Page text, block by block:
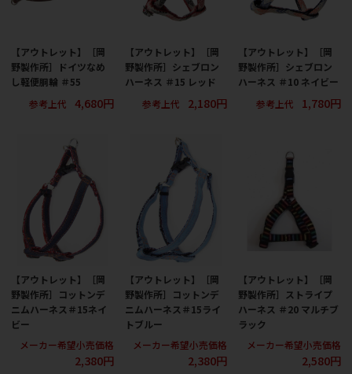
【アウトレット】［岡
野製作所］ドイツなめ
し軽便胴輪 ＃55
参考上代
4,680円
【アウトレット】［岡
野製作所］シェブロン
ハーネス ＃15 レッド
参考上代
2,180円
【アウトレット】［岡
野製作所］シェブロン
ハーネス ＃10 ネイビー
参考上代
1,780円
【アウトレット】［岡
野製作所］コットンデ
ニムハーネス＃15ネイ
ビー
メーカー希望小売価格
2,380円
【アウトレット】［岡
野製作所］コットンデ
ニムハーネス＃15ライ
トブルー
メーカー希望小売価格
2,380円
【アウトレット】［岡
野製作所］ストライプ
ハーネス ＃20 マルチブ
ラック
メーカー希望小売価格
2,580円